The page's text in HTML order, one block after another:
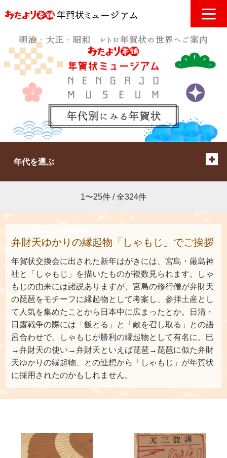
年代を選ぶ
1〜25件 / 全324件
弁財天ゆかりの縁起物「しゃもじ」でご挨拶
年賀状交換会に出された新年はがきには、宮島・厳島神
社と「しゃもじ」を描いたものが複数見られます。しゃ
もじの由来には諸説ありますが、宮島の修行僧が弁財天
の琵琶をモチーフに縁起物として考案し、参拝土産とし
て人気を集めたことから日本中に広まったとか。日清・
日露戦争の際には「飯とる」と「敵を召し取る」との語
呂合わせで、しゃもじが勝利の縁起物として有名に。巳
→弁財天の使い→弁財天といえば琵琶→琵琶に似た弁財
天ゆかりの縁起物、との連想から「しゃもじ」が年賀状
に採用されたのかもしれません。